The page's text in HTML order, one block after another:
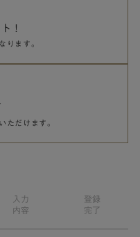
！
ります。
ただけます。
入力
内容
登録
完了